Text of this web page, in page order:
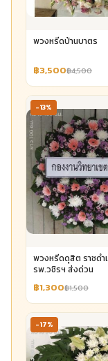
พวงหรีดบ้านบาตร
฿3,500฿4,500
-13%
พวงหรีดดุสิต ราชดำ
รพ.วชิรฯ ส่งด่วน
฿1,300฿1,500
-17%